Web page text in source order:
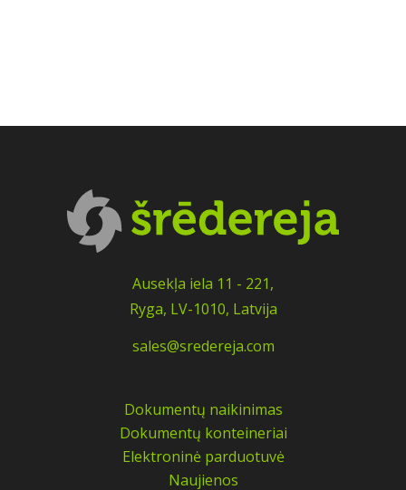
Ausekļa iela 11 - 221,
Ryga, LV-1010, Latvija
sales@sredereja.com
Dokumentų naikinimas
Dokumentų konteineriai
Elektroninė parduotuvė
Naujienos